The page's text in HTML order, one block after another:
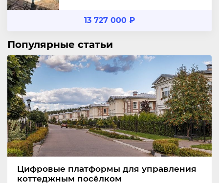
13 727 000 ₽
Популярные статьи
Цифровые платформы для управления
коттеджным посёлком